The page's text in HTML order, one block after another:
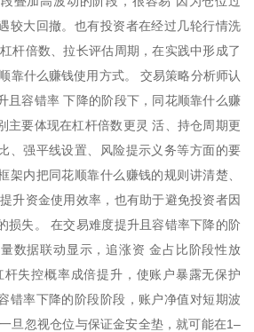
较大回撤。也有投资者在经过几轮行情洗
杆倍数、拉长评估周期，在实践中形成了
靠什么赚钱使用方式。 交易策略分析师认
且容错率 下降的阶段下，同花顺靠什么赚
主要体现在杠杆倍数更灵 活、持仓周期更
、强平线设置、风险提示义务等方面的要
架内把同花顺靠什么赚钱的规则讲清楚、
升资金使用效率，也有助于避免投资者因
损失。 在交易难度提升且容错率下降的阶
数据联动显示，追涨资 金占比阶段性放
失控概率成倍提升，使账户暴露无保护
错率下降的阶段阶段，账户净值对短期波
旦忽视仓位与保证金安全垫，就可能在1–